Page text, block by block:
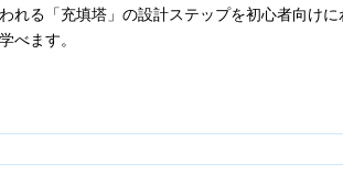
れる「充填塔」の設計ステップを初心者向け
べます。